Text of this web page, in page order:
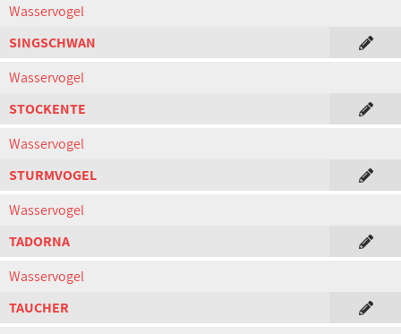
Wasservogel
SINGSCHWAN
Wasservogel
STOCKENTE
Wasservogel
STURMVOGEL
Wasservogel
TADORNA
Wasservogel
TAUCHER